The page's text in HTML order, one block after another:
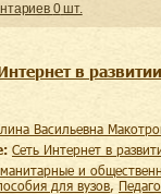
0шт.
в
Васильевна
Сеть Интернет в
и
для вузов